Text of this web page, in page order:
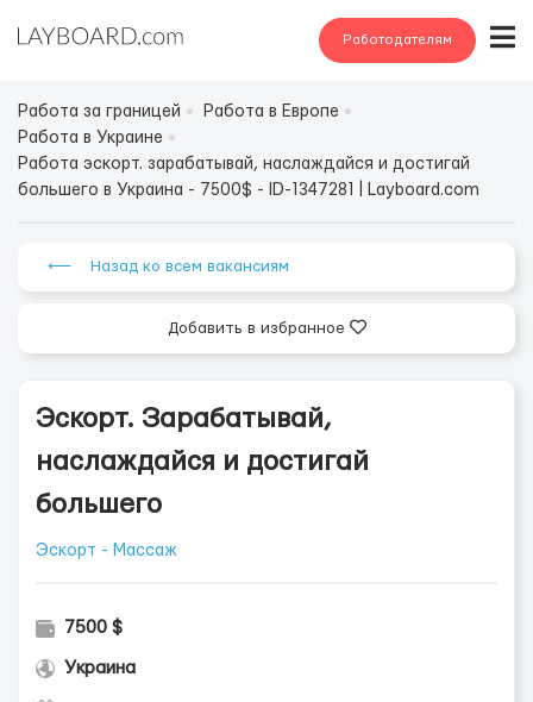
Работодателям
Работа за границей
Работа в Европе
Работа в Украине
Работа эскорт. зарабатывай, наслаждайся и достигай
большего в Украина - 7500$ - ID-1347281 | Layboard.com
⟵ Назад ко всем вакансиям
Добавить в избранное
Эскорт. Зарабатывай,
наслаждайся и достигай
большего
Эскорт - Массаж
7500 $
Украина